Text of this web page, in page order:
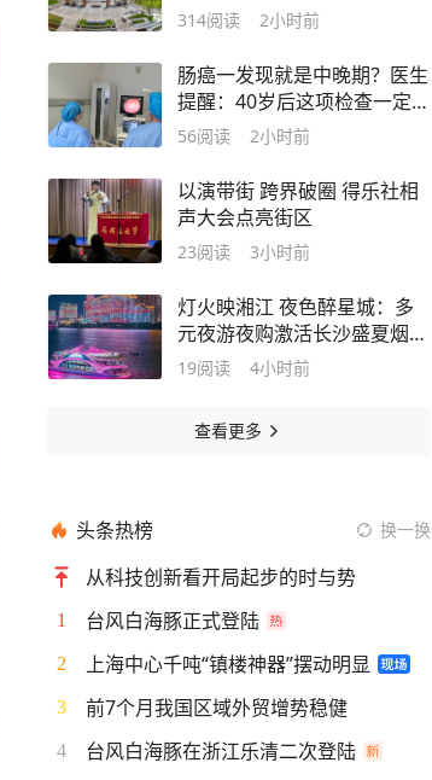
314阅读 2小时前
肠癌一发现就是中晚期？医生
提醒：40岁后这项检查一定要
做
56阅读 2小时前
以演带街 跨界破圈 得乐社相
声大会点亮街区
23阅读 3小时前
灯火映湘江 夜色醉星城：多
元夜游夜购激活长沙盛夏烟火
丨视界
19阅读 4小时前
查看更多
头条热榜 换一换
从科技创新看开局起步的时与势
1 台风白海豚正式登陆
2 上海中心千吨“镇楼神器”摆动明显
3 前7个月我国区域外贸增势稳健
4 台风白海豚在浙江乐清二次登陆